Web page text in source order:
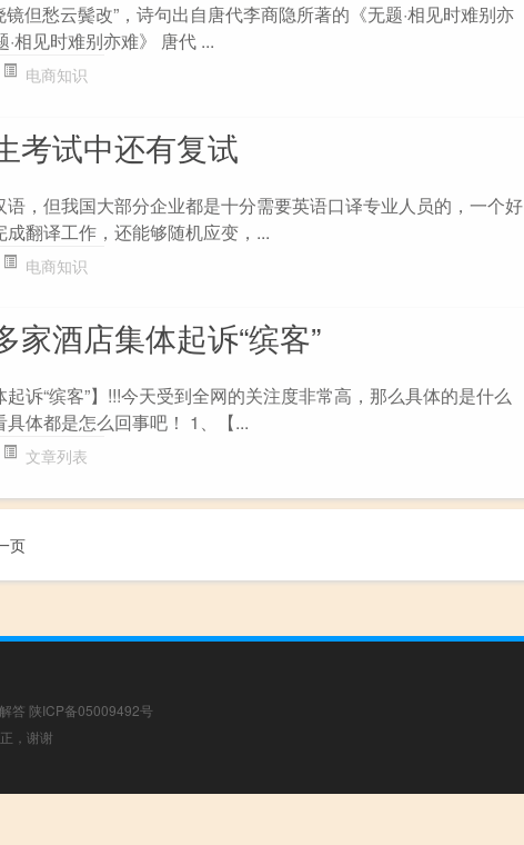
镜但愁云鬓改”，诗句出自唐代李商隐所著的《无题·相见时难别亦
相见时难别亦难》 唐代 ...
电商知识
考试中还有复试
，但我国大部分企业都是十分需要英语口译专业人员的，一个好
翻译工作，还能够随机应变，...
电商知识
家酒店集体起诉“缤客”
起诉“缤客”】!!!今天受到全网的关注度非常高，那么具体的是什么
体都是怎么回事吧！ 1、【...
文章列表
页
答 陕ICP备05009492号
，谢谢